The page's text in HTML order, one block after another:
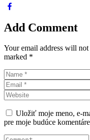
Add Comment
Your email address will
marked *
Uložiť moje meno, e-
pre moje budúce